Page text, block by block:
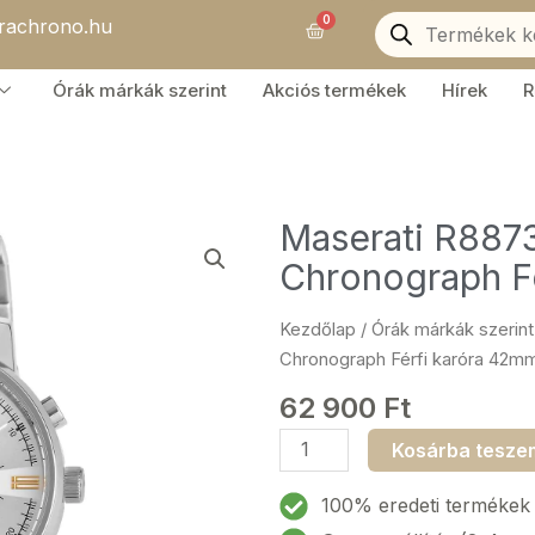
0Kosár
Products
search
Órák márkák szerint Akciós termékek Hírek
Maserati
Chronograph
Kezdőlap / Órák márkák szerint
Chronograph Férfi karóra
62 900 Ft
Maserati
R8873630002
Eleganza
Kosárba
100% eredeti termékek